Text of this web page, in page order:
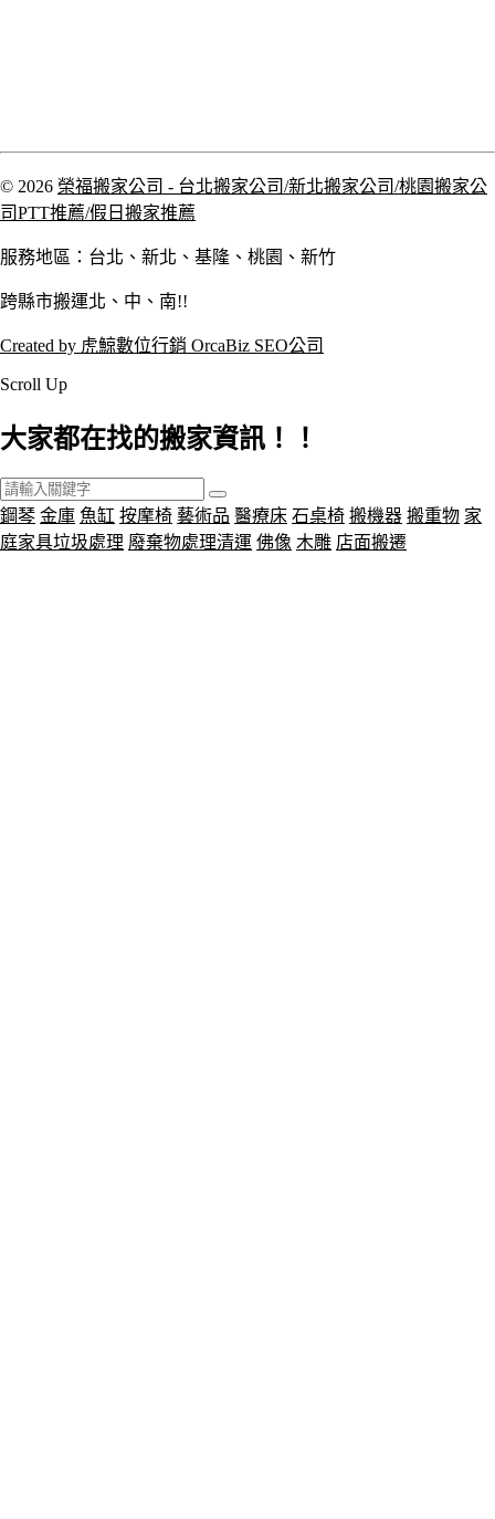
© 2026 榮福搬家公司 - 台北搬家公司/新北搬家公司/桃園搬家公
司PTT推薦/假日搬家推薦
服務地區：台北、新北、基隆、桃園、新竹
跨縣市搬運北、中、南!!
Created by 虎鯨數位行銷 OrcaBiz SEO公司
Scroll Up
大家都在找的搬家資訊！！
鋼琴 金庫 魚缸 按摩椅 藝術品 醫療床 石桌椅 搬機器 搬重物 家
庭家具垃圾處理 廢棄物處理清運 佛像 木雕 店面搬遷